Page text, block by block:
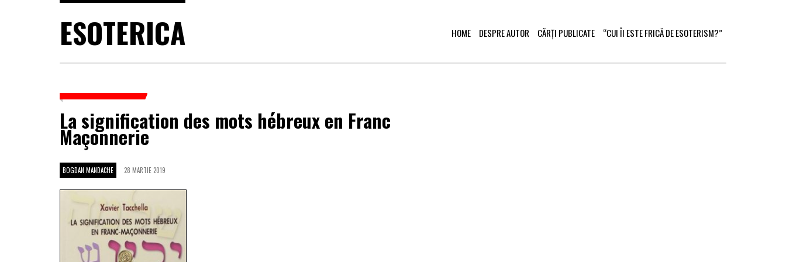
ESOTERICA HOME DESPRE AUTOR CĂRȚI PUBLICATE “CUI ÎI ESTE FRICĂ DE ESOTERISM?”
La signification des mots hébreux en Franc
Maçonnerie
BOGDAN MANDACHE 28 MARTIE 2019